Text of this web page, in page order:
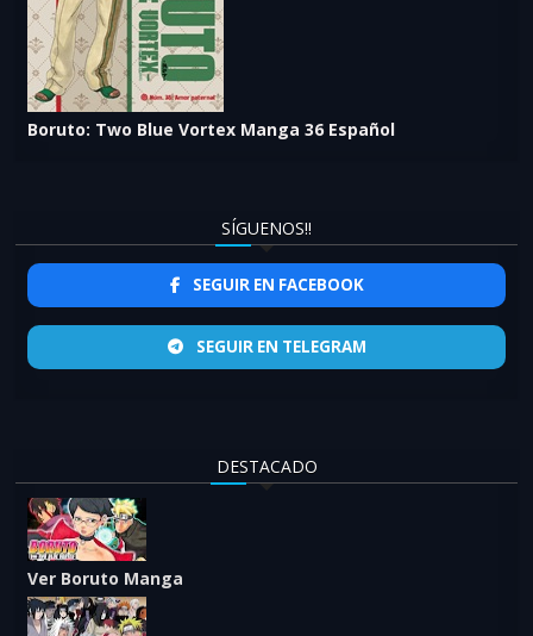
Boruto: Two Blue Vortex Manga 36 Español
SÍGUENOS!!
SEGUIR EN FACEBOOK
SEGUIR EN TELEGRAM
DESTACADO
Ver Boruto Manga